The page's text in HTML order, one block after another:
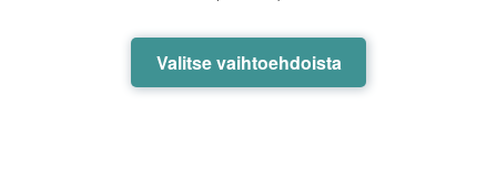
Valitse vaihtoehdoista
Tällä
tuotteella